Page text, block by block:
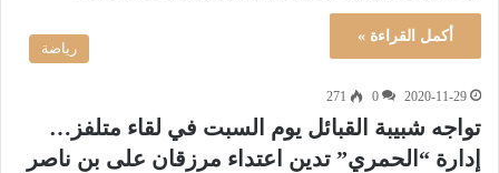
أكمل القراءة »
رياضة
2020-11-29
0
271
تواجه شبيبة القبائل يوم السبت في لقاء متلفز…
إدارة “الحمري” تدين اعتداء مرزقان على بن ناصر